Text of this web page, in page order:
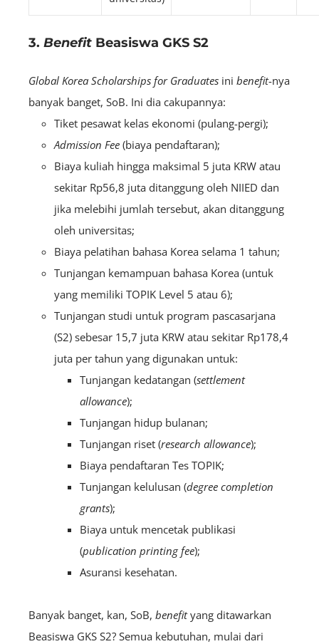
3. Benefit Beasiswa GKS S2
Global Korea Scholarships for Graduates ini benefit-nya
banyak banget, SoB. Ini dia cakupannya:
Tiket pesawat kelas ekonomi (pulang-pergi);
Admission Fee (biaya pendaftaran);
Biaya kuliah hingga maksimal 5 juta KRW atau
sekitar Rp56,8 juta ditanggung oleh NIIED dan
jika melebihi jumlah tersebut, akan ditanggung
oleh universitas;
Biaya pelatihan bahasa Korea selama 1 tahun;
Tunjangan kemampuan bahasa Korea (untuk
yang memiliki TOPIK Level 5 atau 6);
Tunjangan studi untuk program pascasarjana
(S2) sebesar 15,7 juta KRW atau sekitar Rp178,4
juta per tahun yang digunakan untuk:
Tunjangan kedatangan (settlement
allowance);
Tunjangan hidup bulanan;
Tunjangan riset (research allowance);
Biaya pendaftaran Tes TOPIK;
Tunjangan kelulusan (degree completion
grants);
Biaya untuk mencetak publikasi
(publication printing fee);
Asuransi kesehatan.
Banyak banget, kan, SoB, benefityang ditawarkan
Beasiswa GKS S2? Semua kebutuhan, mulai dari